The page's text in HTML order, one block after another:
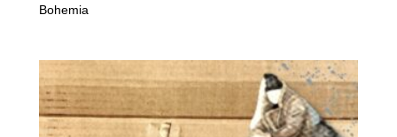
Bohemia